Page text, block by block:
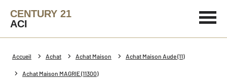
CENTURY 21
ACI
Accueil Achat Achat Maison Achat Maison Aude (11)
Achat Maison MAGRIE (11300)